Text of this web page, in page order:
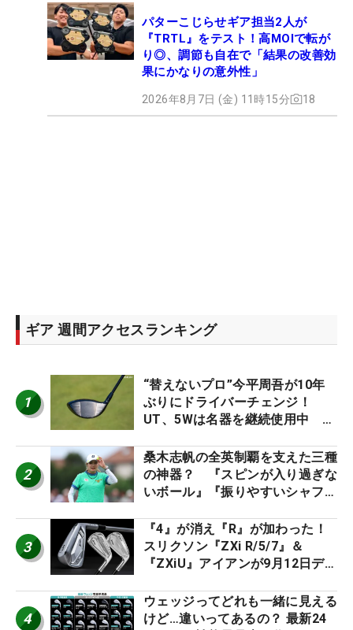
パターこじらせギア担当2人が
『TRTL』をテスト！高MOIで転が
り◎、調節も自在で「結果の改善効
果にかなりの意外性」
2026年8月7日 (金) 11時15分 18
ギア 週間アクセスランキング
1
“替えないプロ”今平周吾が10年
ぶりにドライバーチェンジ！
UT、5Wは名器を継続使用中 #
2
桑木志帆の全英制覇を支えた三種
の神器？ 『スピンが入り過ぎな
いボール』『振りやすいシャフ
ー』 #女子プロセッティング
3
『4』が消え『R』が加わった！
スリクソン『ZXi R/5/7』＆
『ZXiU』アイアンが9月12日デ
4
ウェッジってどれも一緒に見える
けど…違いってあるの？ 最新24